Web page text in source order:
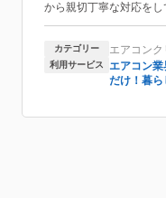
から親切丁寧な対応をし
自分では出来ないエア
風呂のフィルターや排
たです。
事前説明やエアコンを
カテゴリー エアコン
利用サービス
エアコン
だけ！暮ら